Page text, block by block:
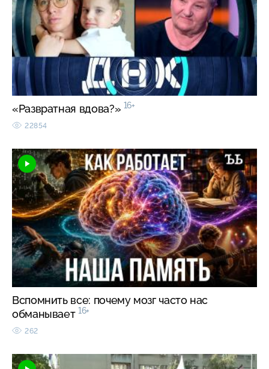
«Развратная вдова?» 16+
22854
Вспомнить все: почему мозг часто нас
обманывает 16+
262